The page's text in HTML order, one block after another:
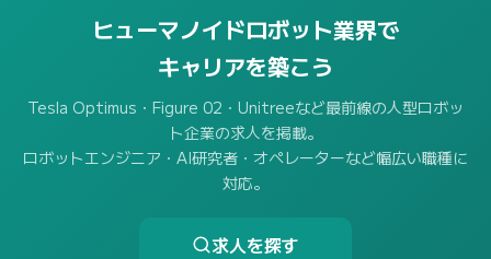
ヒューマノイドロボット業界で
キャリアを築こう
Tesla Optimus・Figure 02・Unitreeなど最前線の人型ロボッ
ト企業の求人を掲載。
ロボットエンジニア・AI研究者・オペレーターなど幅広い職種に
対応。
求人を探す